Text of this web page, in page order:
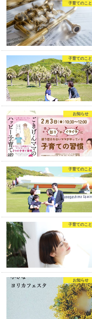
子育てのこと
子育てのこと
お知らせ
子育てのこと
子育てのこと
お知らせ